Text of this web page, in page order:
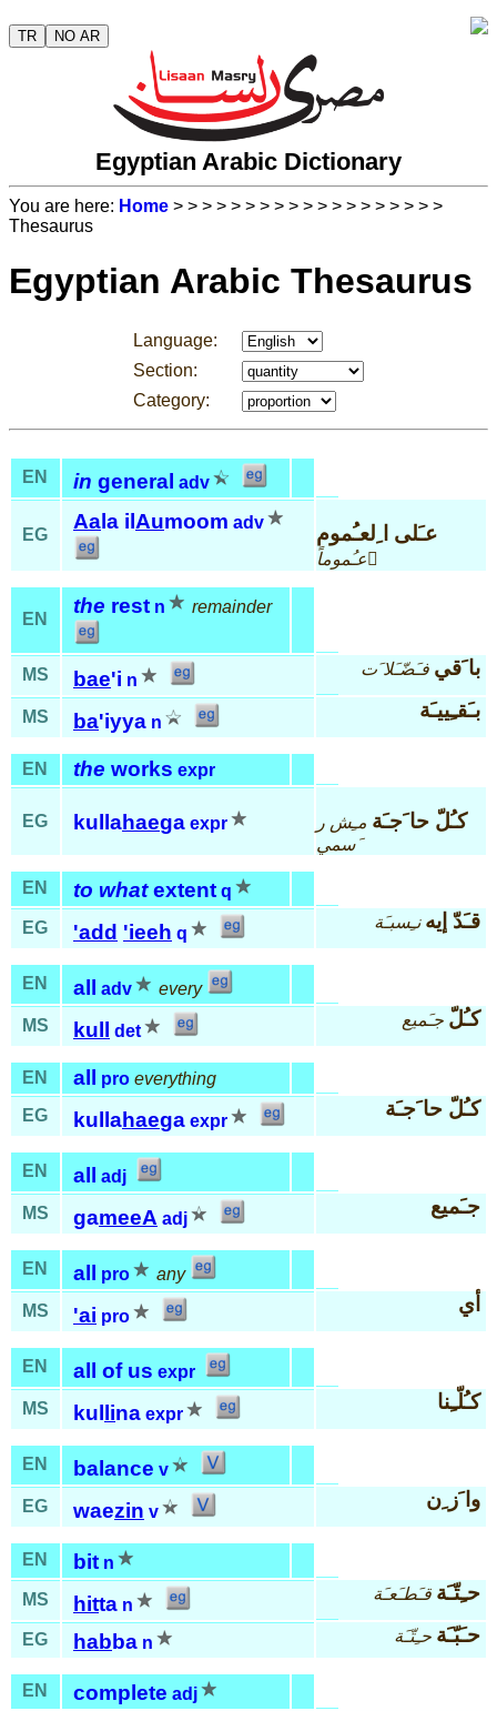
TR NO AR
Egyptian Arabic Dictionary
You are here: Home > > > > > > > > > > > > > > > > > > >
Thesaurus
Egyptian Arabic Thesaurus
Language:
Section:
Category:
EN in general adv
EG
Aa la il Aumoom adv عـَلى ا ِلعـُموم
عـُموماً َ
EN
the rest n remainder
MS bae'i n
با َقي فـَضّـَلا َت
MS ba'iyya n
بـَقـِييـَة
EN the works expr
EG kullahaega expr كـُلّ حا َجـَة مـِش ر
َسمي
EN to whatextent q
EG
'add 'ieeh q
قـَدّ إيه نـِسبـَة
EN all adv
every
MS
kull det
كـُلّ جـَميع
EN all pro everything
EG
kullahaega expr
كـُلّ حا َجـَة
EN all
adj
MS
gameeA adj
جـَميع
EN all pro
any
MS
'ai pro
أي
EN all of us expr
MS
kul lina expr
كـُلّـِنا
EN balance v
EG
waezin v
وا َز ِن
EN bit n
MS
hitta n
حـِتّـَة قـَطـَعـَة
EG habba n حـَبّـَة حـِتّـَة
EN complete adj